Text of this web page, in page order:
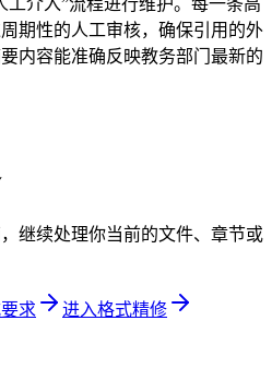
期性的人工审核，确保引用的外
内容能准确反映教务部门最新的
继续处理你当前的文件、章节或
求 进入格式精修